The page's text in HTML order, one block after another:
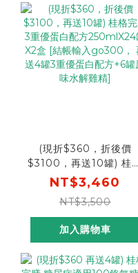
(現折$360，折後價
$3100，再送10罐) 桂格
完膳 3重優蛋白配方
250mlX24罐X2盒 [結帳
輸入go300， 再送4罐3
重優蛋白配方+6罐原味水
解雞精]
NT$3,460
NT$3,500
加入購物車